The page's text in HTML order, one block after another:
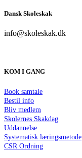
Dansk Skoleskak
info@skoleskak.dk
KOM I GANG
Book samtale
Bestil info
Bliv medlem
Skolernes Skakdag
Uddannelse
Systematisk læringsmetode
CSR Ordning